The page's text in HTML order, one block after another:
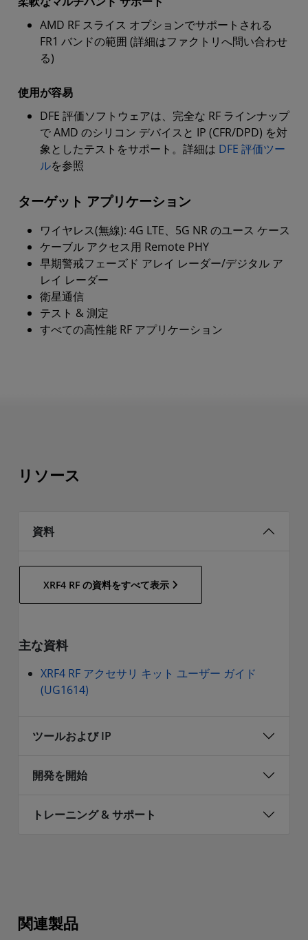
AMD RF スライス オプションでサポートされる
FR1 バンドの範囲 (詳細はファクトリへ問い合わせ
る)
使用が容易
DFE 評価ソフトウェアは、完全な RF ラインナップ
で AMD のシリコン デバイスと IP (CFR/DPD) を対
象としたテストをサポート。詳細は DFE 評価ツー
ルを参照
ターゲット アプリケーション
ワイヤレス(無線): 4G LTE、5G NR のユース ケース
ケーブル アクセス用 Remote PHY
早期警戒フェーズド アレイ レーダー/デジタル ア
レイ レーダー
衛星通信
テスト & 測定
すべての高性能 RF アプリケーション
リソース
資料
XRF4 RF の資料をすべて表示
主な資料
XRF4 RF アクセサリ キット ユーザー ガイド
(UG1614)
ツールおよび IP
開発を開始
トレーニング & サポート
関連製品